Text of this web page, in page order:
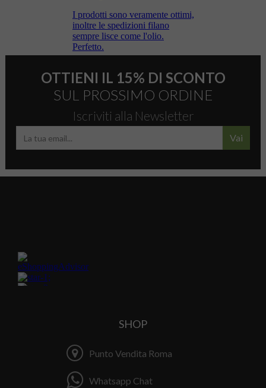
OTTIENI IL 15% DI SCONTO
SUL PROSSIMO ORDINE
Iscriviti alla Newsletter
Vai
SHOP
Punto Vendita Roma
Whatsapp Chat